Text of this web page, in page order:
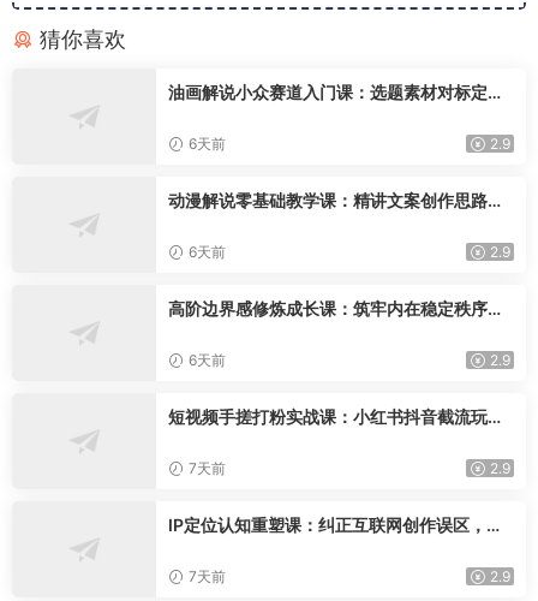
猜你喜欢
油画解说小众赛道入门课：选题素材对标定
6天前 2.9
动漫解说零基础教学课：精讲文案创作思路，
6天前 2.9
高阶边界感修炼成长课：筑牢内在稳定秩序，
6天前 2.9
短视频手搓打粉实战课：小红书抖音截流玩
7天前 2.9
IP定位认知重塑课：纠正互联网创作误区，深
7天前 2.9